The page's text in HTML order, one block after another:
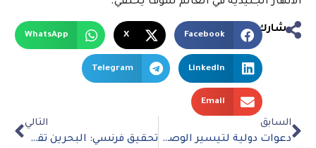
الأنهار الجليدية في العالم سوف يختفي.
شارك
Facebook
X
WhatsApp
LinkedIn
Telegram
Email
السابق
دعوات دولية لتيسير الوصول الإنساني السريع والمستدام إلى جميع أنحاء سوريا
التالي
تحقيق فرنسي: البحرين تقود حملة مناهضة لقطر